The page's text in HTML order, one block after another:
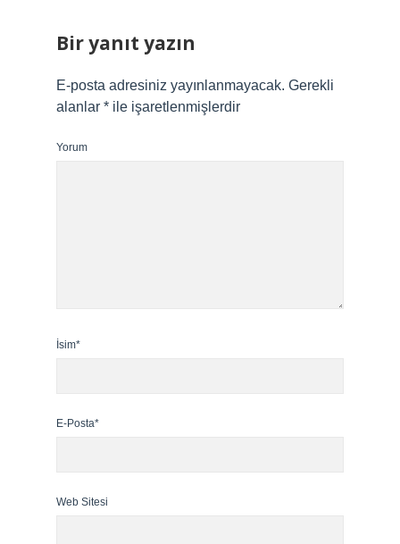
Bir yanıt yazın
E-posta adresiniz yayınlanmayacak. Gerekli
alanlar * ile işaretlenmişlerdir
Yorum
İsim*
E-Posta*
Web Sitesi